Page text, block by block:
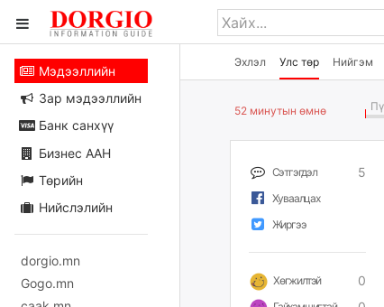
Эхлэл Улс төр Нийгэм
Мэдээллийн
Зар мэдээллийн
Банк санхүү
Бизнес ААН
Төрийн
Нийслэлийн
dorgio.mn
Gogo.mn
52 минутын өмнө
Сэтгэгдэл 5
Хуваалцах
Жиргээ
Хөгжилтэй 0